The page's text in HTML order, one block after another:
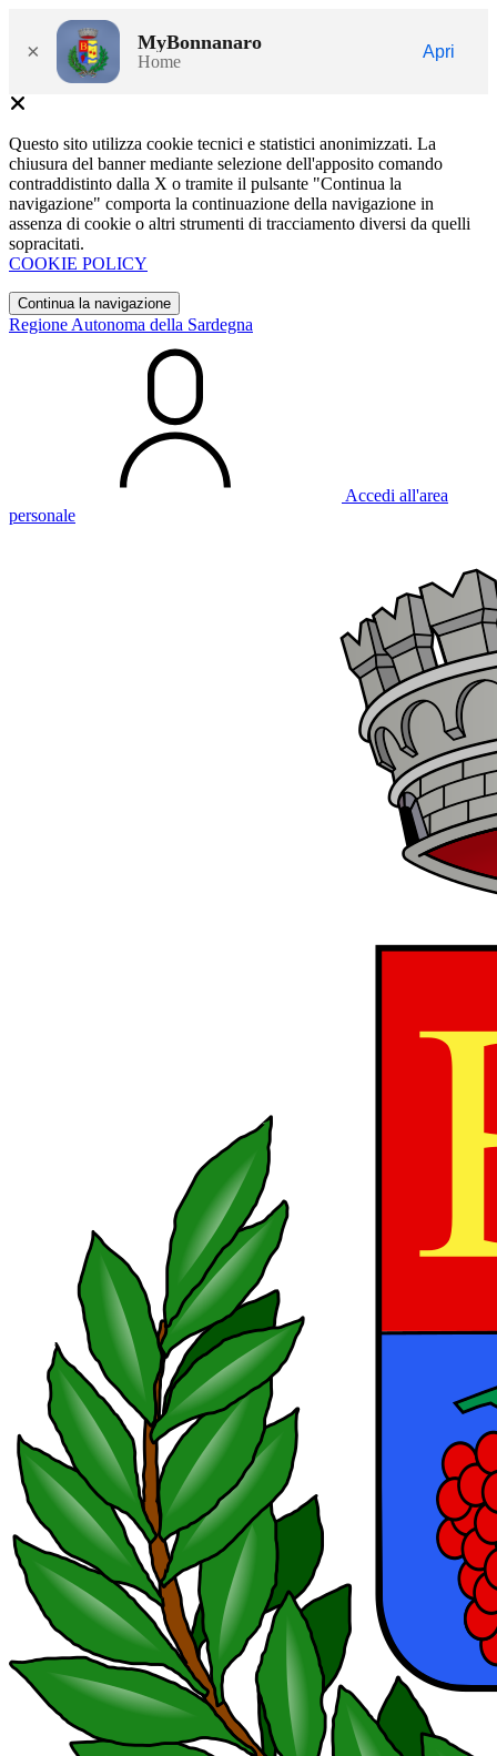
× MyBonnanaro
Home
Apri
Questo sito utilizza cookie tecnici e statistici anonimizzati. La
chiusura del banner mediante selezione dell'apposito comando
contraddistinto dalla X o tramite il pulsante "Continua la
navigazione" comporta la continuazione della navigazione in
assenza di cookie o altri strumenti di tracciamento diversi da quelli
sopracitati.
COOKIE POLICY
Continua la navigazione
Regione Autonoma della Sardegna
Accedi all'area
personale